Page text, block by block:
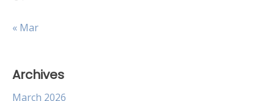
« Mar
Archives
March 2026